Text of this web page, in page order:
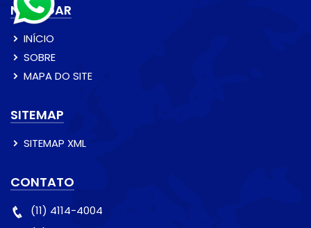
NAVEGAR
INÍCIO
SOBRE
MAPA DO SITE
SITEMAP
SITEMAP XML
CONTATO
(11) 4114-4004